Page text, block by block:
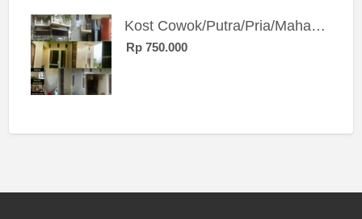
Kost Cowok/Putra/Pria/Mahasiswa/Karyawan SIngle eksklusif bangunan baru
Rp 750.000